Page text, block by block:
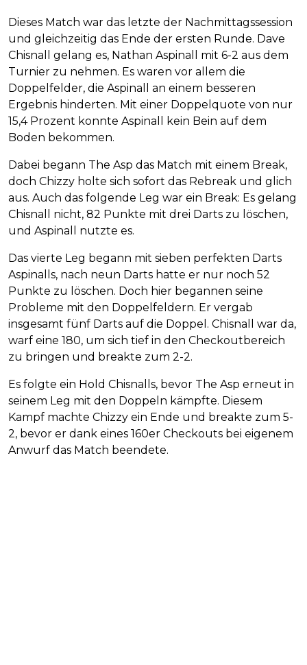
Dieses Match war das letzte der Nachmittagssession
und gleichzeitig das Ende der ersten Runde. Dave
Chisnall gelang es, Nathan Aspinall mit 6-2 aus dem
Turnier zu nehmen. Es waren vor allem die
Doppelfelder, die Aspinall an einem besseren
Ergebnis hinderten. Mit einer Doppelquote von nur
15,4 Prozent konnte Aspinall kein Bein auf dem
Boden bekommen.
Dabei begann The Asp das Match mit einem Break,
doch Chizzy holte sich sofort das Rebreak und glich
aus. Auch das folgende Leg war ein Break: Es gelang
Chisnall nicht, 82 Punkte mit drei Darts zu löschen,
und Aspinall nutzte es.
Das vierte Leg begann mit sieben perfekten Darts
Aspinalls, nach neun Darts hatte er nur noch 52
Punkte zu löschen. Doch hier begannen seine
Probleme mit den Doppelfeldern. Er vergab
insgesamt fünf Darts auf die Doppel. Chisnall war da,
warf eine 180, um sich tief in den Checkoutbereich
zu bringen und breakte zum 2-2.
Es folgte ein Hold Chisnalls, bevor The Asp erneut in
seinem Leg mit den Doppeln kämpfte. Diesem
Kampf machte Chizzy ein Ende und breakte zum 5-
2, bevor er dank eines 160er Checkouts bei eigenem
Anwurf das Match beendete.